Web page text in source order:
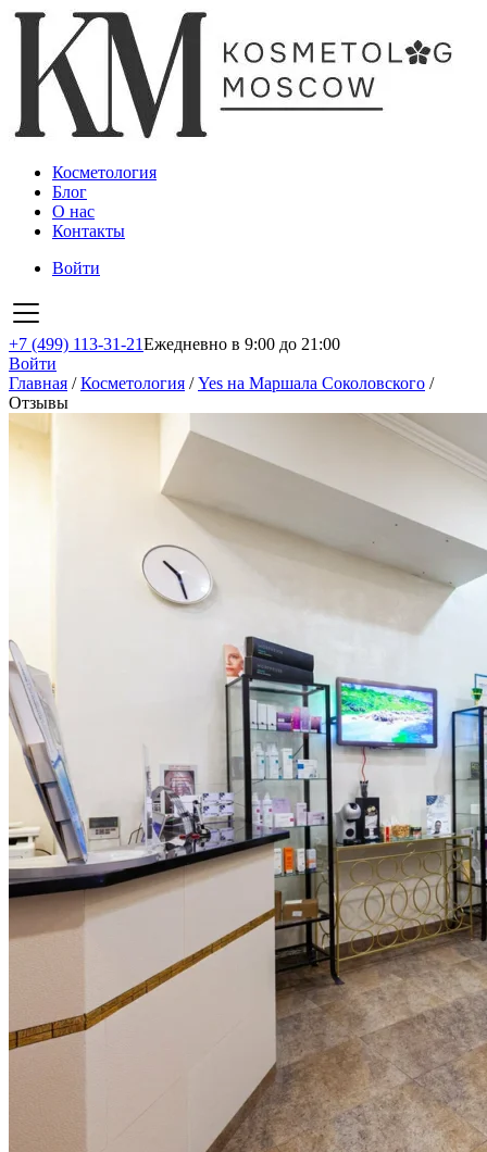
Косметология
Блог
О нас
Контакты
Войти
+7 (499) 113-31-21Ежедневно в 9:00 до 21:00
Войти
Главная /Косметология /Yes на Маршала Соколовского /
Отзывы